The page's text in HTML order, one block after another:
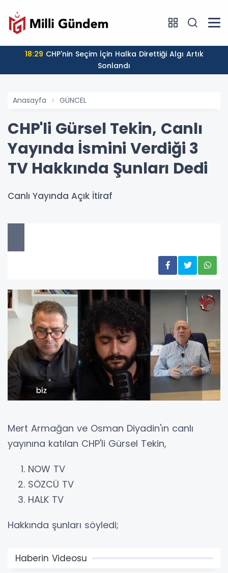
18:29
Sonlandı
Anasayfa GÜNCEL
CHP'li Gürsel Tekin, Canlı
Yayında İsmini Verdiği 3
TV Hakkında Şunları Dedi
Canlı Yayında Açık İtiraf
Mert Armağan ve Osman Diyadin'ın canlı
yayınına katılan CHP'li Gürsel Tekin,
NOW TV
SÖZCÜ TV
HALK TV
Hakkında şunları söyledi;
Haberin Videosu